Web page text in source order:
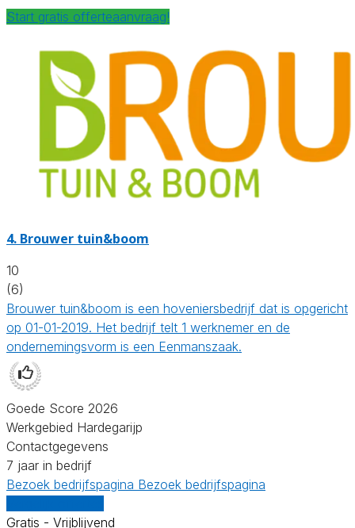
Start gratis offerteaanvraag!
4. Brouwer tuin&boom
10
(6)
Brouwer tuin&boom is een hoveniersbedrijf dat is opgericht
op 01-01-2019. Het bedrijf telt 1 werknemer en de
ondernemingsvorm is een Eenmanszaak.
Goede Score 2026
Werkgebied Hardegarijp
Contactgegevens
7 jaar in bedrijf
Bezoek bedrijfspagina Bezoek bedrijfspagina
Gratis - Vrijblijvend